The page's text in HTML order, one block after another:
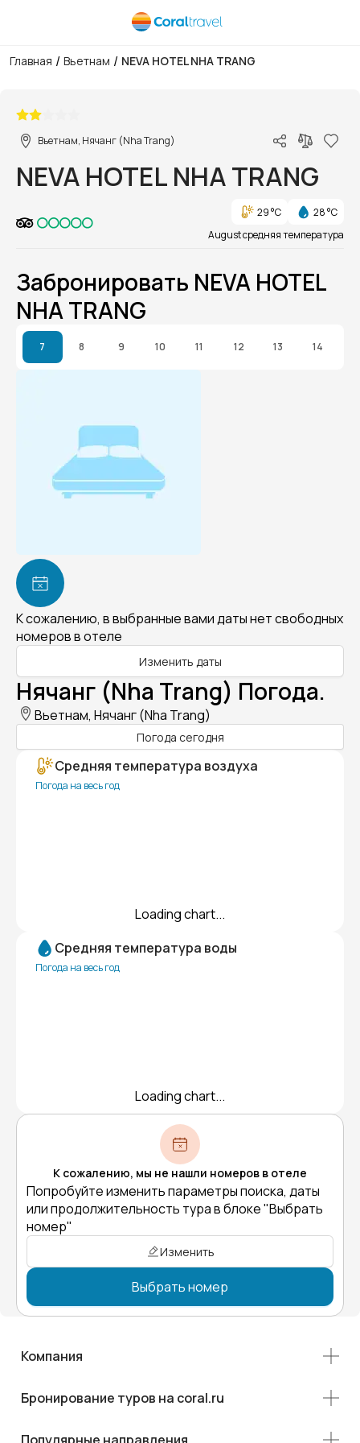
Главная / Вьетнам / NEVA HOTEL NHA TRANG
Вьетнам, Нячанг (Nha Trang)
NEVA HOTEL NHA TRANG
29 °C
28 °C
August средняя температура
Забронировать NEVA HOTEL
NHA TRANG
7 8 9 10 11 12 13 14
К сожалению, в выбранные вами даты нет свободных
номеров в отеле
Изменить даты
Нячанг (Nha Trang) Погода.
Вьетнам, Нячанг (Nha Trang)
Погода сегодня
Средняя температура воздуха
Погода на весь год
Loading chart...
Средняя температура воды
Погода на весь год
Loading chart...
К сожалению, мы не нашли номеров в отеле
Попробуйте изменить параметры поиска, даты
или продолжительность тура в блоке "Выбрать
номер"
Изменить
Выбрать номер
Компания
Бронирование туров на coral.ru